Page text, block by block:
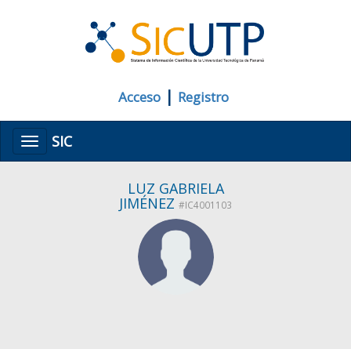
Acceso | Registro
MenúSIC
LUZ GABRIELA
JIMÉNEZ #IC4001103